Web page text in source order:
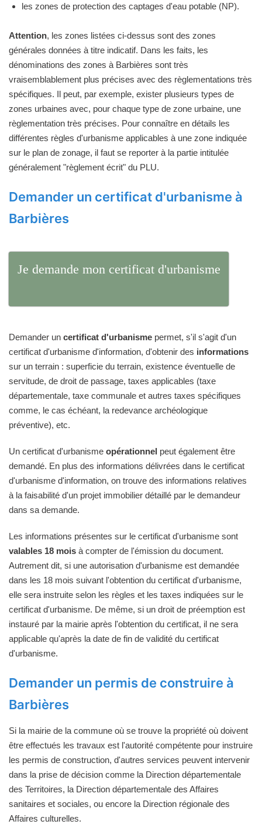
les zones de protection des captages d'eau potable (NP).
Attention, les zones listées ci-dessus sont des zones
générales données à titre indicatif. Dans les faits, les
dénominations des zones à Barbières sont très
vraisemblablement plus précises avec des règlementations très
spécifiques. Il peut, par exemple, exister plusieurs types de
zones urbaines avec, pour chaque type de zone urbaine, une
règlementation très précises. Pour connaître en détails les
différentes règles d'urbanisme applicables à une zone indiquée
sur le plan de zonage, il faut se reporter à la partie intitulée
généralement "règlement écrit" du PLU.
Demander un certificat d'urbanisme à
Barbières
Je demande mon certificat d'urbanisme
Demander un certificat d'urbanisme permet, s'il s'agit d'un
certificat d'urbanisme d'information, d'obtenir des informations
sur un terrain : superficie du terrain, existence éventuelle de
servitude, de droit de passage, taxes applicables (taxe
départementale, taxe communale et autres taxes spécifiques
comme, le cas échéant, la redevance archéologique
préventive), etc.
Un certificat d'urbanisme opérationnel peut également être
demandé. En plus des informations délivrées dans le certificat
d'urbanisme d'information, on trouve des informations relatives
à la faisabilité d'un projet immobilier détaillé par le demandeur
dans sa demande.
Les informations présentes sur le certificat d'urbanisme sont
valables 18 mois à compter de l'émission du document.
Autrement dit, si une autorisation d'urbanisme est demandée
dans les 18 mois suivant l'obtention du certificat d'urbanisme,
elle sera instruite selon les règles et les taxes indiquées sur le
certificat d'urbanisme. De même, si un droit de préemption est
instauré par la mairie après l'obtention du certificat, il ne sera
applicable qu'après la date de fin de validité du certificat
d'urbanisme.
Demander un permis de construire à
Barbières
Si la mairie de la commune où se trouve la propriété où doivent
être effectués les travaux est l'autorité compétente pour instruire
les permis de construction, d'autres services peuvent intervenir
dans la prise de décision comme la Direction départementale
des Territoires, la Direction départementale des Affaires
sanitaires et sociales, ou encore la Direction régionale des
Affaires culturelles.